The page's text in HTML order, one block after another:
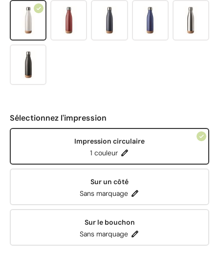
Sélectionnez l'impression
Impression circulaire
1 couleur
Sur un côté
Sans marquage
Sur le bouchon
Sans marquage